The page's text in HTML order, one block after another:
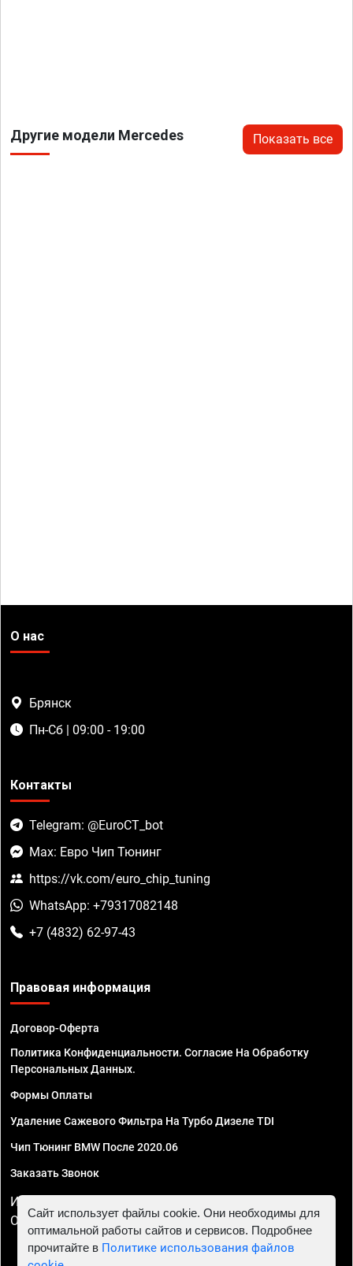
Другие модели Mercedes Показать все
О нас
Брянск
Пн-Сб | 09:00 - 19:00
Контакты
Telegram: @EuroCT_bot
Max: Евро Чип Тюнинг
https://vk.com/euro_chip_tuning
WhatsApp: +79317082148
+7 (4832) 62-97-43
Правовая информация
Договор-Оферта
Политика Конфиденциальности. Согласие На Обработку
Персональных Данных.
Формы Оплаты
Удаление Сажевого Фильтра На Турбо Дизеле TDI
Чип Тюнинг BMW После 2020.06
Заказать Звонок
ИП Смирнов Георгий Павлович. ИНН 781302555843,
ОГРНИП 324470400032610
Сайт использует файлы cookie. Они необходимы для
оптимальной работы сайтов и сервисов. Подробнее
прочитайте в Политике использования файлов